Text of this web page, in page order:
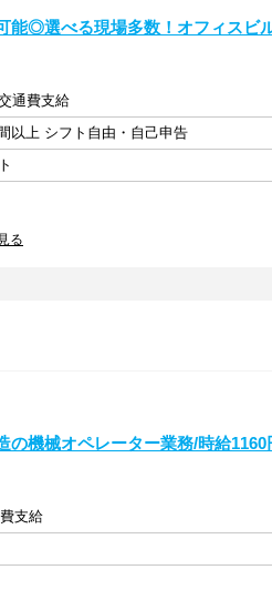
能◎選べる現場多数！オフィスビ
通費支給
以上 シフト自由・自己申告
る
の機械オペレーター業務/時給
支給